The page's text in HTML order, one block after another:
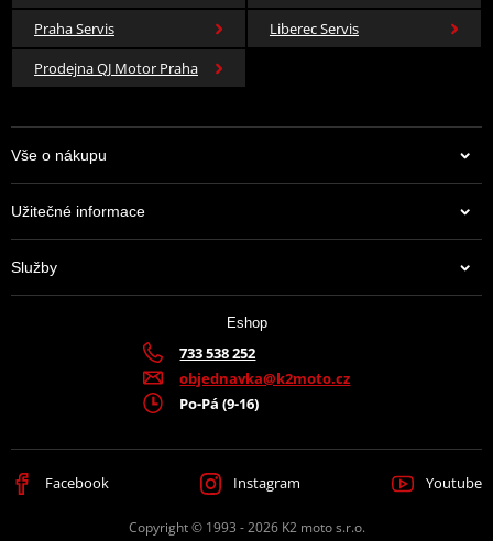
Praha Servis
Liberec Servis
Prodejna QJ Motor Praha
Vše o nákupu
Užitečné informace
Služby
Eshop
733 538 252
objednavka@k2moto.cz
Po-Pá (9-16)
Facebook Instagram Youtube
Copyright © 1993 - 2026 K2 moto s.r.o.